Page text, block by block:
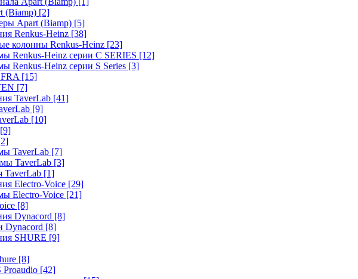
(Biamp) [2]
Apart (Biamp) [5]
Renkus-Heinz [38]
колонны Renkus-Heinz [23]
Renkus-Heinz серии C SERIES [12]
Renkus-Heinz серии S Series [3]
[15]
[7]
TaverLab [41]
[9]
[10]
[9]
TaverLab [7]
TaverLab [3]
TaverLab [1]
Electro-Voice [29]
Electro-Voice [21]
[8]
Dynacord [8]
Dynacord [8]
SHURE [9]
[8]
Proaudio [42]